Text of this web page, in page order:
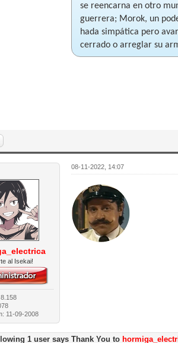
se reencarna en otro
guerrera; Morok, un
hada simpática pero
cerrado o arreglar su
al Isekai!
11-09-2008
08-11-2022, 14:07
1 user says Thank You to